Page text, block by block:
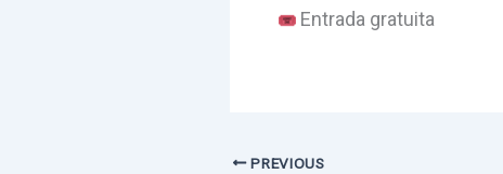
Entrada gratuita
PREVIOUS